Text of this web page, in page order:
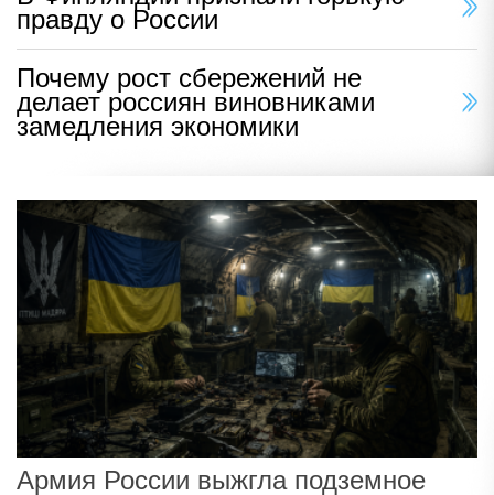
правду о России
Почему рост сбережений не
делает россиян виновниками
замедления экономики
Армия России выжгла подземное